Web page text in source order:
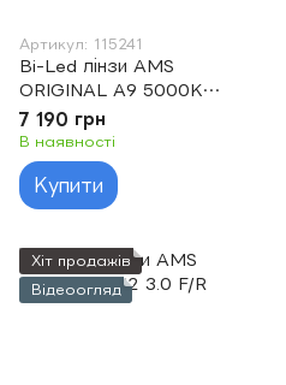
Артикул: 115241
Bi-Led лінзи AMS
ORIGINAL A9 5000K
Matt Glass 3.0 F/R
7 190 грн
В наявності
Купити
Хіт продажів
Відеоогляд